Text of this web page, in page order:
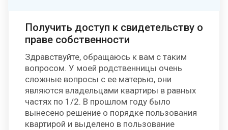
Получить доступ к свидетельству о
праве собственности
Здравствуйте, обращаюсь к вам с таким
вопросом. У моей родственницы очень
сложные вопросы с ее матерью, они
являются владельцами квартиры в равных
частях по 1/2. В прошлом году было
вынесено решение о порядке пользования
квартирой и выделено в пользование